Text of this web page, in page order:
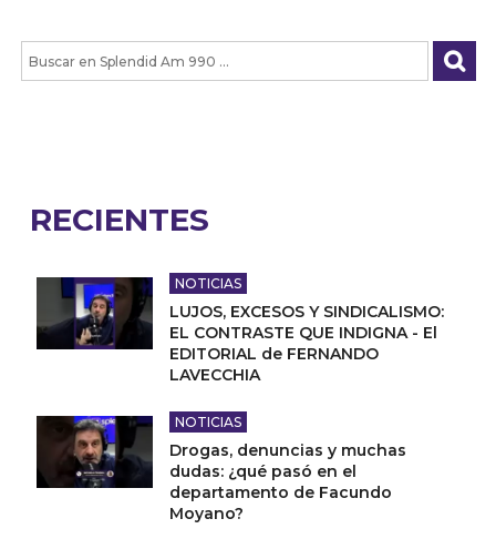
RECIENTES
NOTICIAS
LUJOS, EXCESOS Y SINDICALISMO:
EL CONTRASTE QUE INDIGNA - El
EDITORIAL de FERNANDO
LAVECCHIA
NOTICIAS
Drogas, denuncias y muchas
dudas: ¿qué pasó en el
departamento de Facundo
Moyano?